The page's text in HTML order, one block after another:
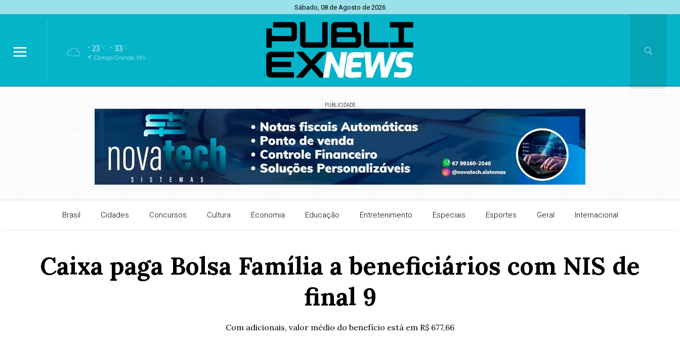
Sábado, 08 de Agosto de 2026
23°C 33°C
Campo Grande, MS
PUBLICIDADE
Brasil Cidades Concursos Cultura Economia Educação Entretenimento Especiais Esportes Geral Internacional
Caixa paga Bolsa Família a beneficiários com NIS de
final 9
Com adicionais, valor médio do benefício está em R$ 677,66